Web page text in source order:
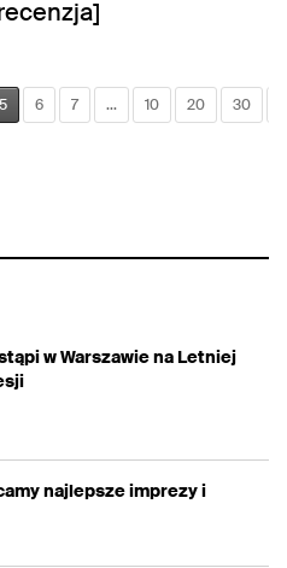
5 6 7 ... 10 20 30
w Warszawie na Letniej
najlepsze imprezy i